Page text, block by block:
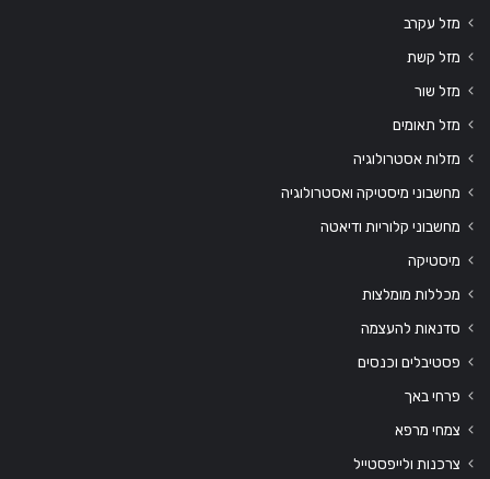
מזל עקרב
מזל קשת
מזל שור
מזל תאומים
מזלות אסטרולוגיה
מחשבוני מיסטיקה ואסטרולוגיה
מחשבוני קלוריות ודיאטה
מיסטיקה
מכללות מומלצות
סדנאות להעצמה
פסטיבלים וכנסים
פרחי באך
צמחי מרפא
צרכנות ולייפסטייל